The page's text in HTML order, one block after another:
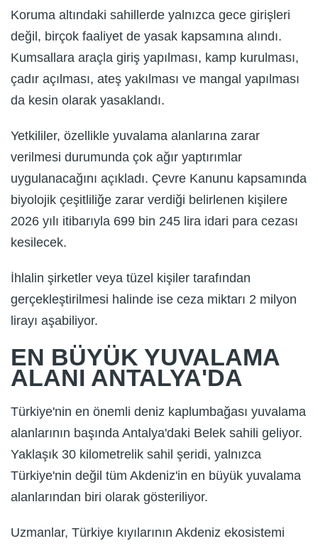
Koruma altındaki sahillerde yalnızca gece girişleri
değil, birçok faaliyet de yasak kapsamına alındı.
Kumsallara araçla giriş yapılması, kamp kurulması,
çadır açılması, ateş yakılması ve mangal yapılması
da kesin olarak yasaklandı.
Yetkililer, özellikle yuvalama alanlarına zarar
verilmesi durumunda çok ağır yaptırımlar
uygulanacağını açıkladı. Çevre Kanunu kapsamında
biyolojik çeşitliliğe zarar verdiği belirlenen kişilere
2026 yılı itibarıyla 699 bin 245 lira idari para cezası
kesilecek.
İhlalin şirketler veya tüzel kişiler tarafından
gerçekleştirilmesi halinde ise ceza miktarı 2 milyon
lirayı aşabiliyor.
EN BÜYÜK YUVALAMA
ALANI ANTALYA'DA
Türkiye'nin en önemli deniz kaplumbağası yuvalama
alanlarının başında Antalya'daki Belek sahili geliyor.
Yaklaşık 30 kilometrelik sahil şeridi, yalnızca
Türkiye'nin değil tüm Akdeniz'in en büyük yuvalama
alanlarından biri olarak gösteriliyor.
Uzmanlar, Türkiye kıyılarının Akdeniz ekosistemi